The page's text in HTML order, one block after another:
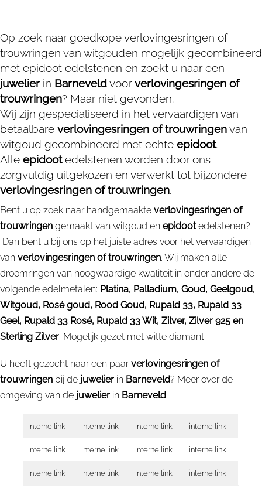
Op zoek naar goedkope verlovingesringen of
trouwringen van witgouden mogelijk gecombineerd
met epidoot edelstenen en zoekt u naar een
juwelierin Barneveldvoorverlovingesringen of
trouwringen? Maar niet gevonden.
Wij zijn gespecialiseerd in het vervaardigen van
betaalbare verlovingesringen of trouwringenvan
witgoud gecombineerd met echte epidoot.
Alle epidootedelstenen worden door ons
zorgvuldig uitgekozen en verwerkt tot bijzondere
verlovingesringen of trouwringen.
Bent u op zoek naar handgemaakte verlovingesringen of
trouwringen gemaakt van witgoud en epidootedelstenen?
Dan bent u bij ons op het juiste adres voor het vervaardigen
van verlovingesringen of trouwringen. Wij maken alle
droomringen van hoogwaardige kwaliteit in onder andere de
volgende edelmetalen: Platina, Palladium, Goud, Geelgoud,
Witgoud, Rosé goud, Rood Goud, Rupald 33, Rupald 33
Geel, Rupald 33 Rosé, Rupald 33 Wit, Zilver, Zilver 925 en
Sterling Zilver. Mogelijk gezet met witte diamant
U heeft gezocht naar een paarverlovingesringen of
trouwringen bij de juwelier in Barneveld? Meer over de
omgeving van de juwelier in Barneveld
interne link interne link interne link interne link
interne link interne link interne link interne link
interne link interne link interne link interne link